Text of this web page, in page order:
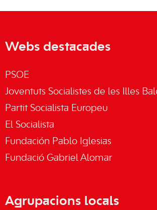
Webs destacades
PSOE
Joventuts Socialistes de les Illes
Partit Socialista Europeu
El Socialista
Fundación Pablo Iglesias
Fundació Gabriel Alomar
Agrupacions locals